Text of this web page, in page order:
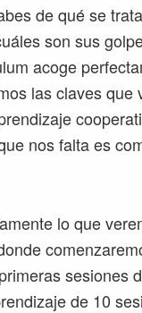
de qué se trata
son sus
acoge
las claves que
nos falta es
lo que
sesiones
de 10